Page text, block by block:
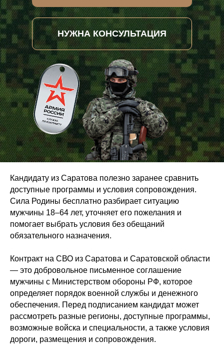
НУЖНА КОНСУЛЬТАЦИЯ
Кандидату из Саратова полезно заранее сравнить
доступные программы и условия сопровождения.
Сила Родины бесплатно разбирает ситуацию
мужчины 18–64 лет, уточняет его пожелания и
помогает выбрать условия без обещаний
обязательного назначения.
Контракт на СВО из Саратова и Саратовской области
— это добровольное письменное соглашение
мужчины с Министерством обороны РФ, которое
определяет порядок военной службы и денежного
обеспечения. Перед подписанием кандидат может
рассмотреть разные регионы, доступные программы,
возможные войска и специальности, а также условия
дороги, размещения и сопровождения.